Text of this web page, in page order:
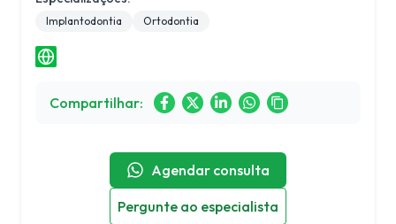
Implantodontia Ortodontia
Compartilhar:
Agendar consulta
Pergunte ao especialista